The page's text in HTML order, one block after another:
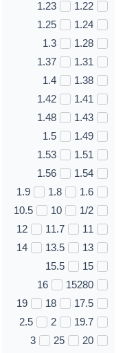
1.22
1.23
1.24
1.25
1.28
1.3
1.31
1.37
1.38
1.4
1.41
1.42
1.43
1.48
1.49
1.5
1.51
1.53
1.54
1.56
1.6
1.8
1.9
1/2
10
10.5
11
11.7
12
13
13.5
14
15
15.5
15280
16
17.5
18
19
19.7
2
2.5
20
25
3